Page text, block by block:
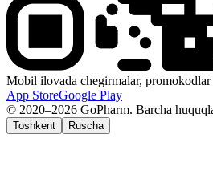
Mobil ilovada chegirmalar, promokodlar
App StoreGoogle Play
© 2020–2026 GoPharm. Barcha
Toshkent Ruscha